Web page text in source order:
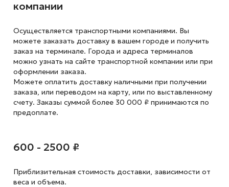
компании
Осуществляется транспортными компаниями. Вы
можете заказать доставку в вашем городе и получить
заказ на терминале. Города и адреса терминалов
можно узнать на сайте транспортной компании или при
оформлении заказа.
Можете оплатить доставку наличными при получении
заказа, или переводом на карту, или по выставленному
счету. Заказы суммой более 30 000 ₽ принимаются по
предоплате.
600 - 2500 ₽
Приблизительная стоимость доставки, зависимости от
веса и объема.